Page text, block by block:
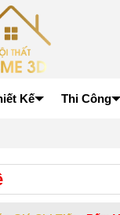
Kế Thi Công